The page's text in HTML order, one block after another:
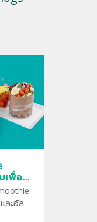
เพื่อ
ละอัล